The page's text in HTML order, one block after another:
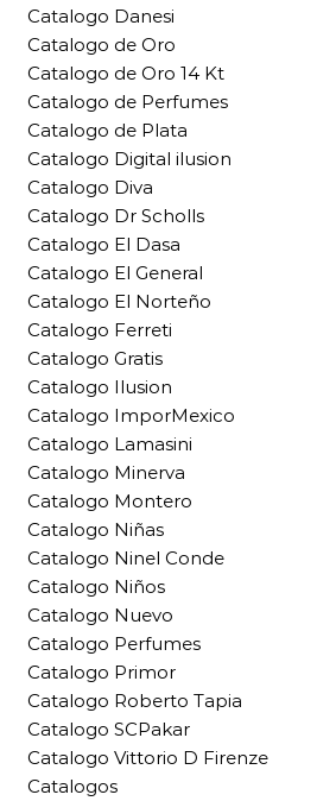
Catalogo Danesi
Catalogo de Oro
Catalogo de Oro 14 Kt
Catalogo de Perfumes
Catalogo de Plata
Catalogo Digital ilusion
Catalogo Diva
Catalogo Dr Scholls
Catalogo El Dasa
Catalogo El General
Catalogo El Norteño
Catalogo Ferreti
Catalogo Gratis
Catalogo Ilusion
Catalogo ImporMexico
Catalogo Lamasini
Catalogo Minerva
Catalogo Montero
Catalogo Niñas
Catalogo Ninel Conde
Catalogo Niños
Catalogo Nuevo
Catalogo Perfumes
Catalogo Primor
Catalogo Roberto Tapia
Catalogo SCPakar
Catalogo Vittorio D Firenze
Catalogos